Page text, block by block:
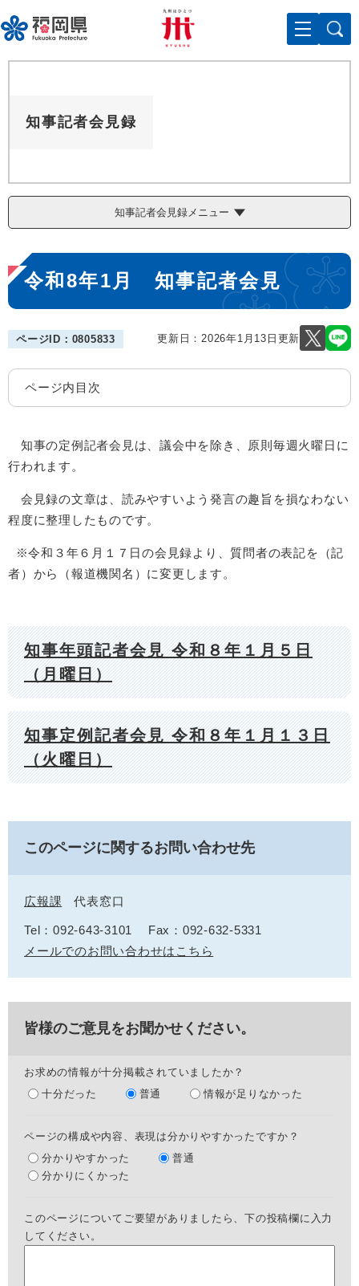
ー
ジ
の
メニューを飛ばして本文へ
知事記者会見録
知事記者会見録メニュー
本
文
令和8年1月 知事記者会見
ページID：0805833 更新日：2026年1月13日更新
ページ内目次
知事の定例記者会見は、議会中を除き、原則毎週火曜日に
行われます。
会見録の文章は、読みやすいよう発言の趣旨を損なわない
程度に整理したものです。
※令和３年６月１７日の会見録より、質問者の表記を（記
者）から（報道機関名）に変更します。
知事年頭記者会見 令和８年１月５日
（月曜日）
知事定例記者会見 令和８年１月１３日
（火曜日）
このページに関するお問い合わせ先
広報課 代表窓口
Tel：092-643-3101
Fax：092-632-5331
メールでのお問い合わせはこちら
皆様のご意見をお聞かせください。
お求めの情報が十分掲載されていましたか？
十分だった
普通 情報が足りなかった
ページの構成や内容、表現は分かりやすかったですか？
分かりやすかった
普通
分かりにくかった
このページについてご要望がありましたら、下の投稿欄に入力
してください。